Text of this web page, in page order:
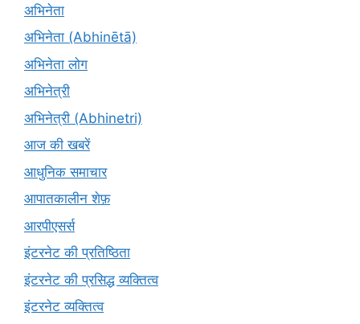
अभिनेता
अभिनेता (Abhinētā)
अभिनेता लोग
अभिनेत्री
अभिनेत्री (Abhinetri)
आज की खबरें
आधुनिक समाचार
आपातकालीन शेफ़
आरपीएसर्स
इंटरनेट की प्रतिष्ठिता
इंटरनेट की प्रसिद्ध व्यक्तित्व
इंटरनेट व्यक्तित्व